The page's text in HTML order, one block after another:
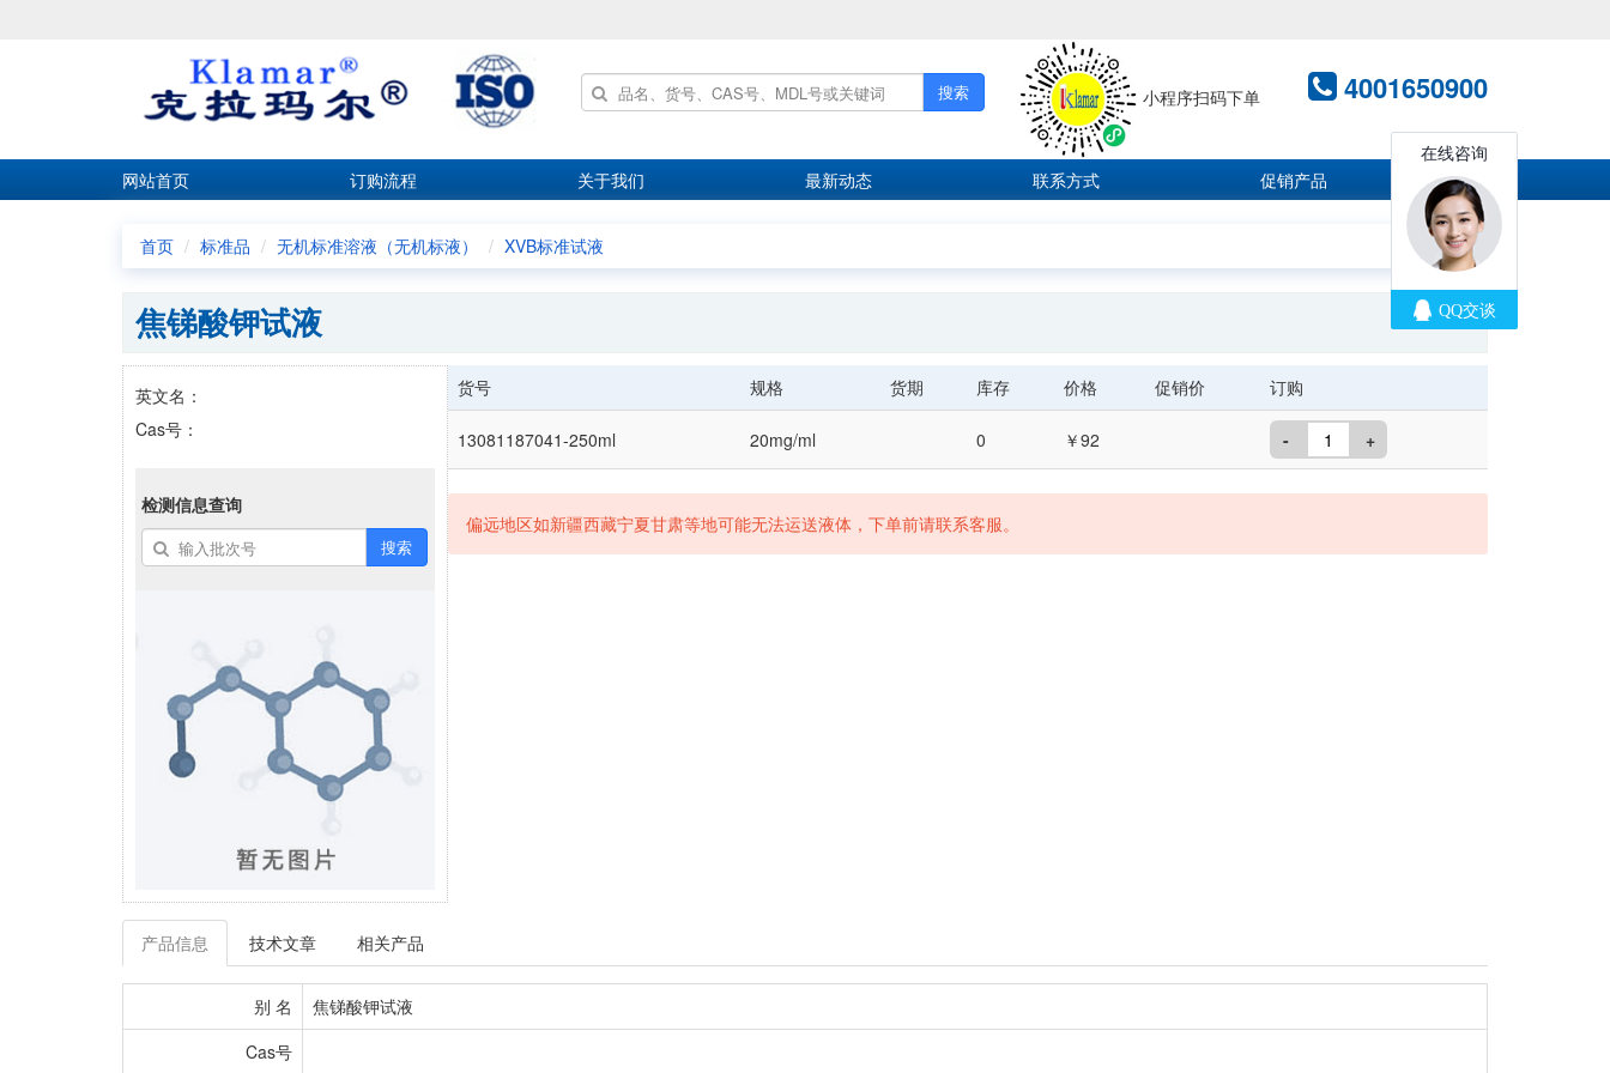
搜索 小程序扫码下单 4001650900
网站首页 订购流程 关于我们 最新动态 联系方式 促销产品
首页 标准品 无机标准溶液（无机标液） XVB标准试液
焦锑酸钾试液
英文名：
Cas号：
检测信息查询
搜索
货号 规格 货期 库存 价格 促销价 订购
13081187041-250ml 20mg/ml 0 ￥92 - +
偏远地区如新疆西藏宁夏甘肃等地可能无法运送液体，下单前请联系客服。
产品信息 技术文章 相关产品
别 名
焦锑酸钾试液
Cas号